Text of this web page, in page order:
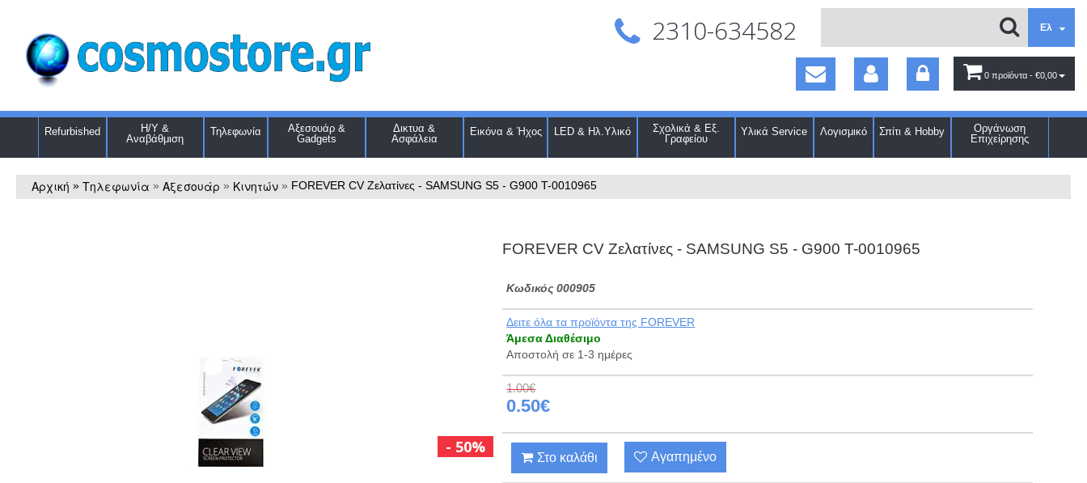
Ελ
2310-634582
0 προϊόντα - €0,00
Refurbished
Η/Υ &
Αναβάθμιση
Τηλεφωνία
Αξεσουάρ &
Gadgets
Δικτυα &
Ασφάλεια
Εικόνα & Ήχος LED & Ηλ.Υλικό
Σχολικά & Εξ.
Γραφείου
Υλικά Service Λογισμικό Σπίτι & Hobby
Οργάνωση
Επιχείρησης
Αρχική » Τηλεφωνία » Αξεσουάρ » Κινητών » FOREVER CV Ζελατίνες - SAMSUNG S5 - G900 T-0010965
FOREVER CV Ζελατίνες - SAMSUNG S5 - G900 T-0010965
Kωδικός 000905
Δειτε όλα τα προϊόντα της FOREVER
Άμεσα Διαθέσιμο
Αποστολή σε 1-3 ημέρες
1.00€
50%
0.50€
Στο καλάθι Αγαπημένο